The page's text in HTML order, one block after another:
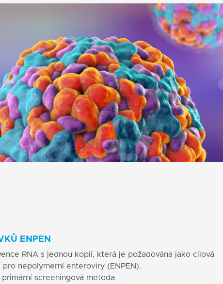
ENPEN
RNA s jednou kopií, která je požadována jako cílová
nepolymerní enteroviry (ENPEN).
screeningová metoda